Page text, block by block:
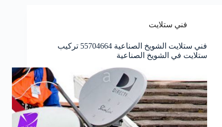
فني ستلايت
فني ستلايت الشويخ الصناعية 55704664 تركيب
ستلايت في الشويخ الصناعية